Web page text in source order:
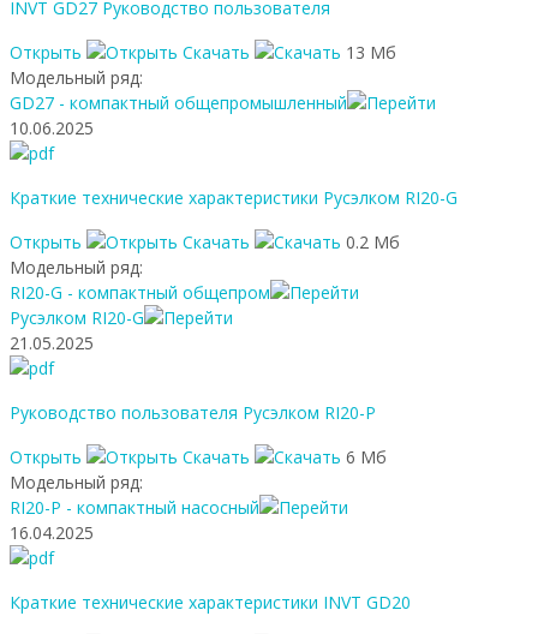
INVT GD27 Руководство пользователя
Открыть
Скачать
13 Мб
Модельный ряд:
GD27 - компактный общепромышленный
10.06.2025
Краткие технические характеристики Русэлком RI20-G
Открыть
Скачать
0.2 Мб
Модельный ряд:
RI20-G - компактный общепром
Русэлком RI20-G
21.05.2025
Руководство пользователя Русэлком RI20-P
Открыть
Скачать
6 Мб
Модельный ряд:
RI20-P - компактный насосный
16.04.2025
Краткие технические характеристики INVT GD20